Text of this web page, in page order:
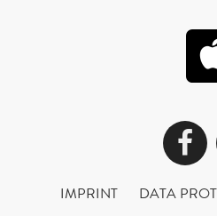
IMPRINT DATA